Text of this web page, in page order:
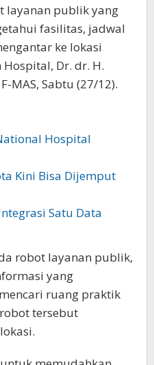
layanan publik yang
fasilitas, jadwal
ke lokasi
Hospital, Dr. dr. H.
MAS, Sabtu (27/12).
Hospital
Kini Bisa Dijemput
Satu Data
robot layanan publik,
yang
ruang praktik
tersebut